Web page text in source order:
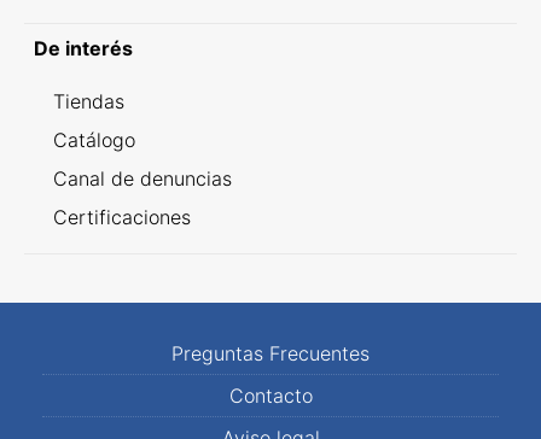
De interés
Tiendas
Catálogo
Canal de denuncias
Certificaciones
Preguntas Frecuentes
Contacto